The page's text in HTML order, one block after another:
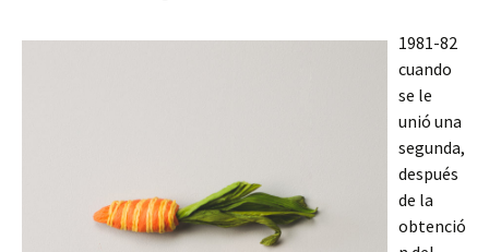
1981-82
cuando
se le
unió una
segunda,
después
de la
obtenció